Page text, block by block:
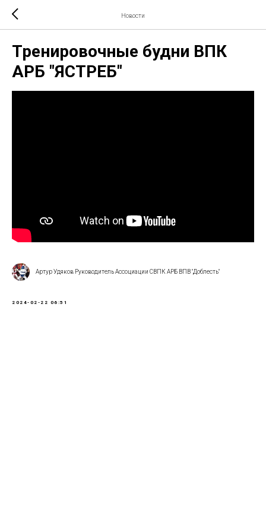
Новости
Тренировочные будни ВПК
АРБ "ЯСТРЕБ"
Артур Удяков Руководитель Ассоциации СВПК АРБ ВПВ "Доблесть"
2024-02-22 06:51